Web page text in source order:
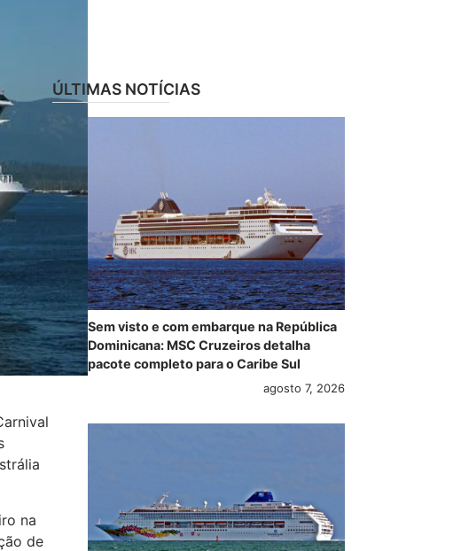
na
de
ÚLTIMAS NOTÍCIAS
Sem visto e com embarque na República
Dominicana: MSC Cruzeiros detalha
pacote completo para o Caribe Sul
agosto 7, 2026